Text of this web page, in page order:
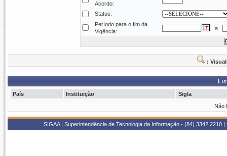
Acordo:
Status:
Período para o fim da
Vigência:
a
:
País Instituição
Sigla
Não
SIGAA | Superintendência de Tecnologia da Informação - (84) 3342